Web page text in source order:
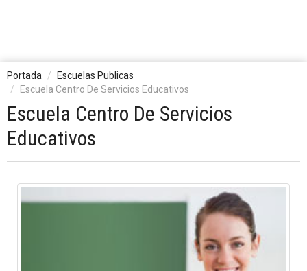
Portada
Escuelas Publicas
Escuela Centro De Servicios Educativos
Escuela Centro De Servicios
Educativos